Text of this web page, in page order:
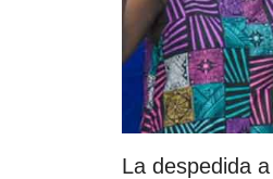
La despedida